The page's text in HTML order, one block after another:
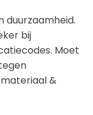
duurzaamheid.
bij
Moet
&